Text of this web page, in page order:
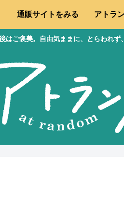
はご褒美。自由気ままに、とらわれず
通販サイトをみる アトラ